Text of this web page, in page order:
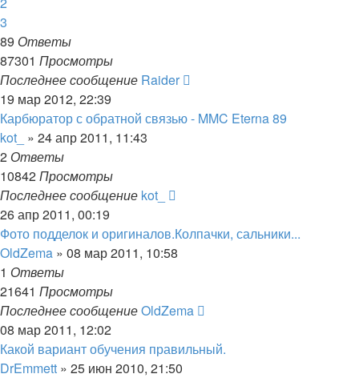
3
89 Ответы
87301 Просмотры
Последнее сообщение Raider
19 мар 2012, 22:39
Карбюратор с обратной связью - MMC Eterna 89
kot_
» 24 апр 2011, 11:43
2 Ответы
10842Просмотры
Последнее сообщение kot_
26 апр 2011, 00:19
Фото подделок и оригиналов.Колпачки, сальники...
OldZema » 08 мар 2011, 10:58
1 Ответы
21641 Просмотры
Последнее сообщениеOldZema
08 мар 2011, 12:02
Какой вариант обучения правильный.
DrEmmett » 25 июн 2010, 21:50